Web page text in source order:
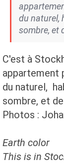
du naturel,
sombre, et
C'est à
appartement
du naturel,
sombre, et
Photos :
Earth color
This is in